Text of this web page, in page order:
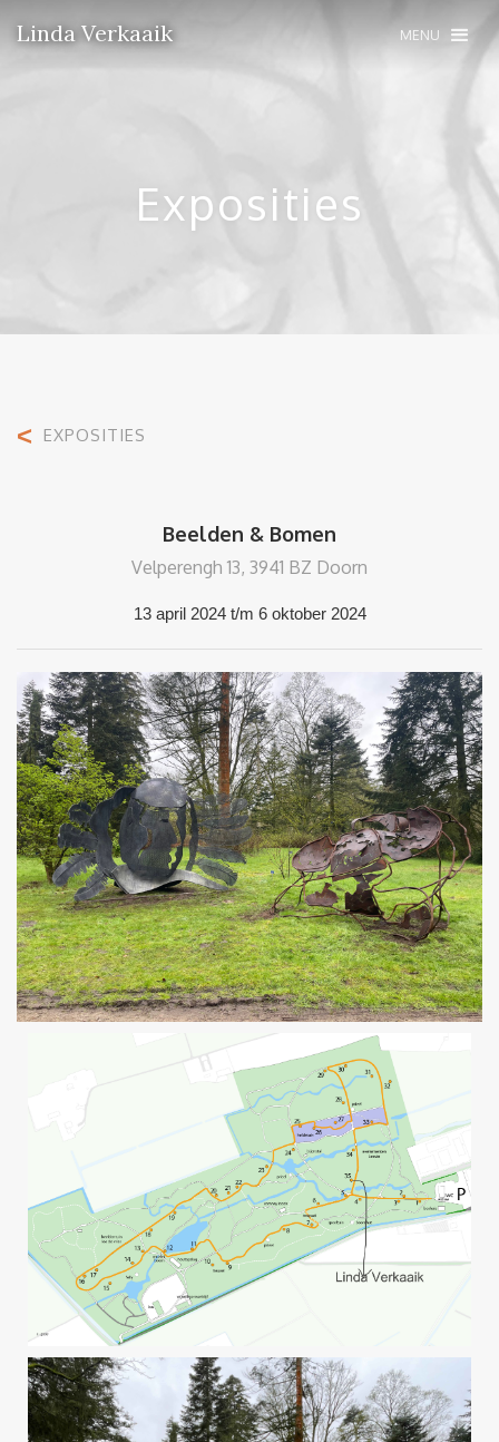
Linda Verkaaik MENU
Exposities
< EXPOSITIES
Beelden & Bomen
Velperengh 13, 3941 BZ Doorn
13 april 2024 t/m 6 oktober 2024